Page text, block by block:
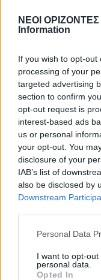
ΝΕΟΙ ΟΡΙΖΟΝΤΕΣ
Information
If you wish to opt-
processing of your
targeted advertising
section to confirm
opt-out request is
interest-based ads
us or personal
your opt-out. You
disclosure of your
IAB’s list of
also be disclosed by
Downstream
Personal Data
I want to opt-
personal data.
Opted In
8
Δημοφιλή